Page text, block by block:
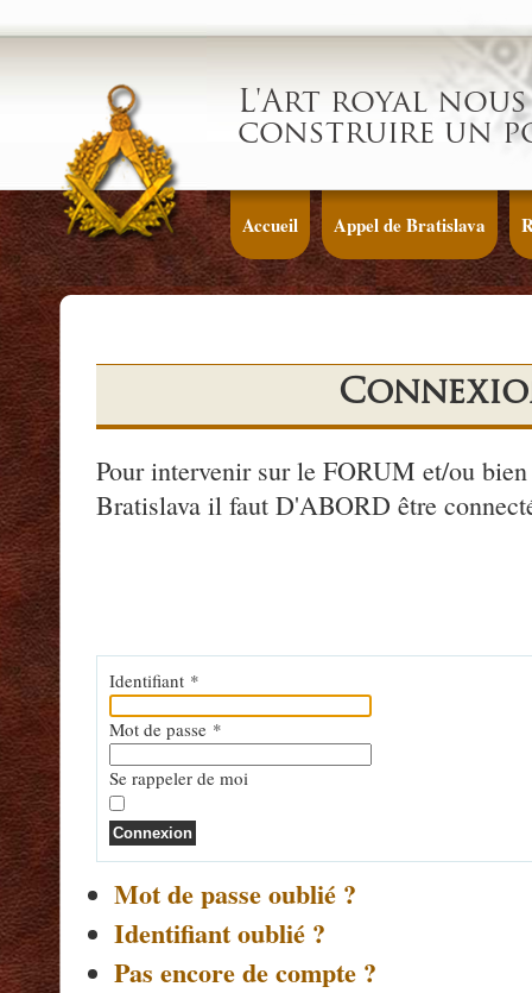
L'Art royal
construire un
Accueil Appel de Bratislava
Pour intervenir sur le FORUM et/ou
Bratislava il faut D'ABORD être
Identifiant *
Mot de passe *
Se rappeler de moi
Connexion
Mot de passe oublié ?
Identifiant oublié ?
Pas encore de compte ?